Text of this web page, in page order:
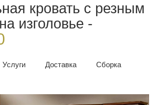
кровать с резным
изголовье -
Услуги Доставка
Сборка